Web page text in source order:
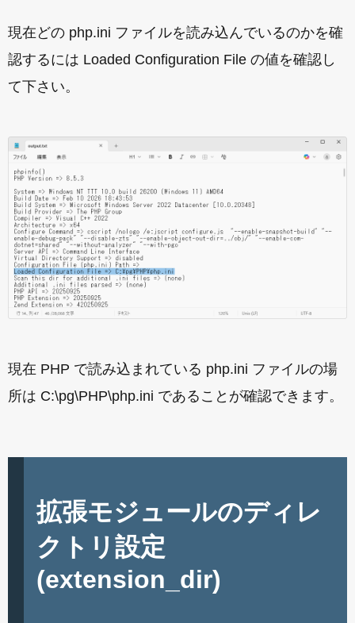
現在どの php.ini ファイルを読み込んでいるのかを確
認するには Loaded Configuration File の値を確認し
て下さい。
現在 PHP で読み込まれている php.ini ファイルの場
所は C:\pg\PHP\php.ini であることが確認できます。
拡張モジュールのディレ
クトリ設定
(extension_dir)